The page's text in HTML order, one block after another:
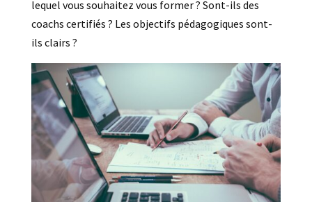
lequel vous souhaitez vous former ? Sont-ils des
coachs certifiés ? Les objectifs pédagogiques sont-
ils clairs ?